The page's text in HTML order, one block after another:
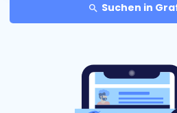
search Suchen in